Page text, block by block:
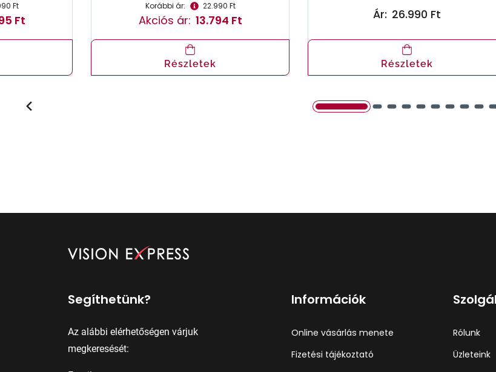
Ft
Ft
Korábbi ár: 22.990 Ft
Akciós ár: 13.794 Ft
Részletek
Ár: 26.990 Ft
Részletek
Segíthetünk?
Az alábbi elérhetőségen várjuk
megkeresését:
Információk
Online vásárlás menete
Fizetési tájékoztató
Rólunk
Üzleteink